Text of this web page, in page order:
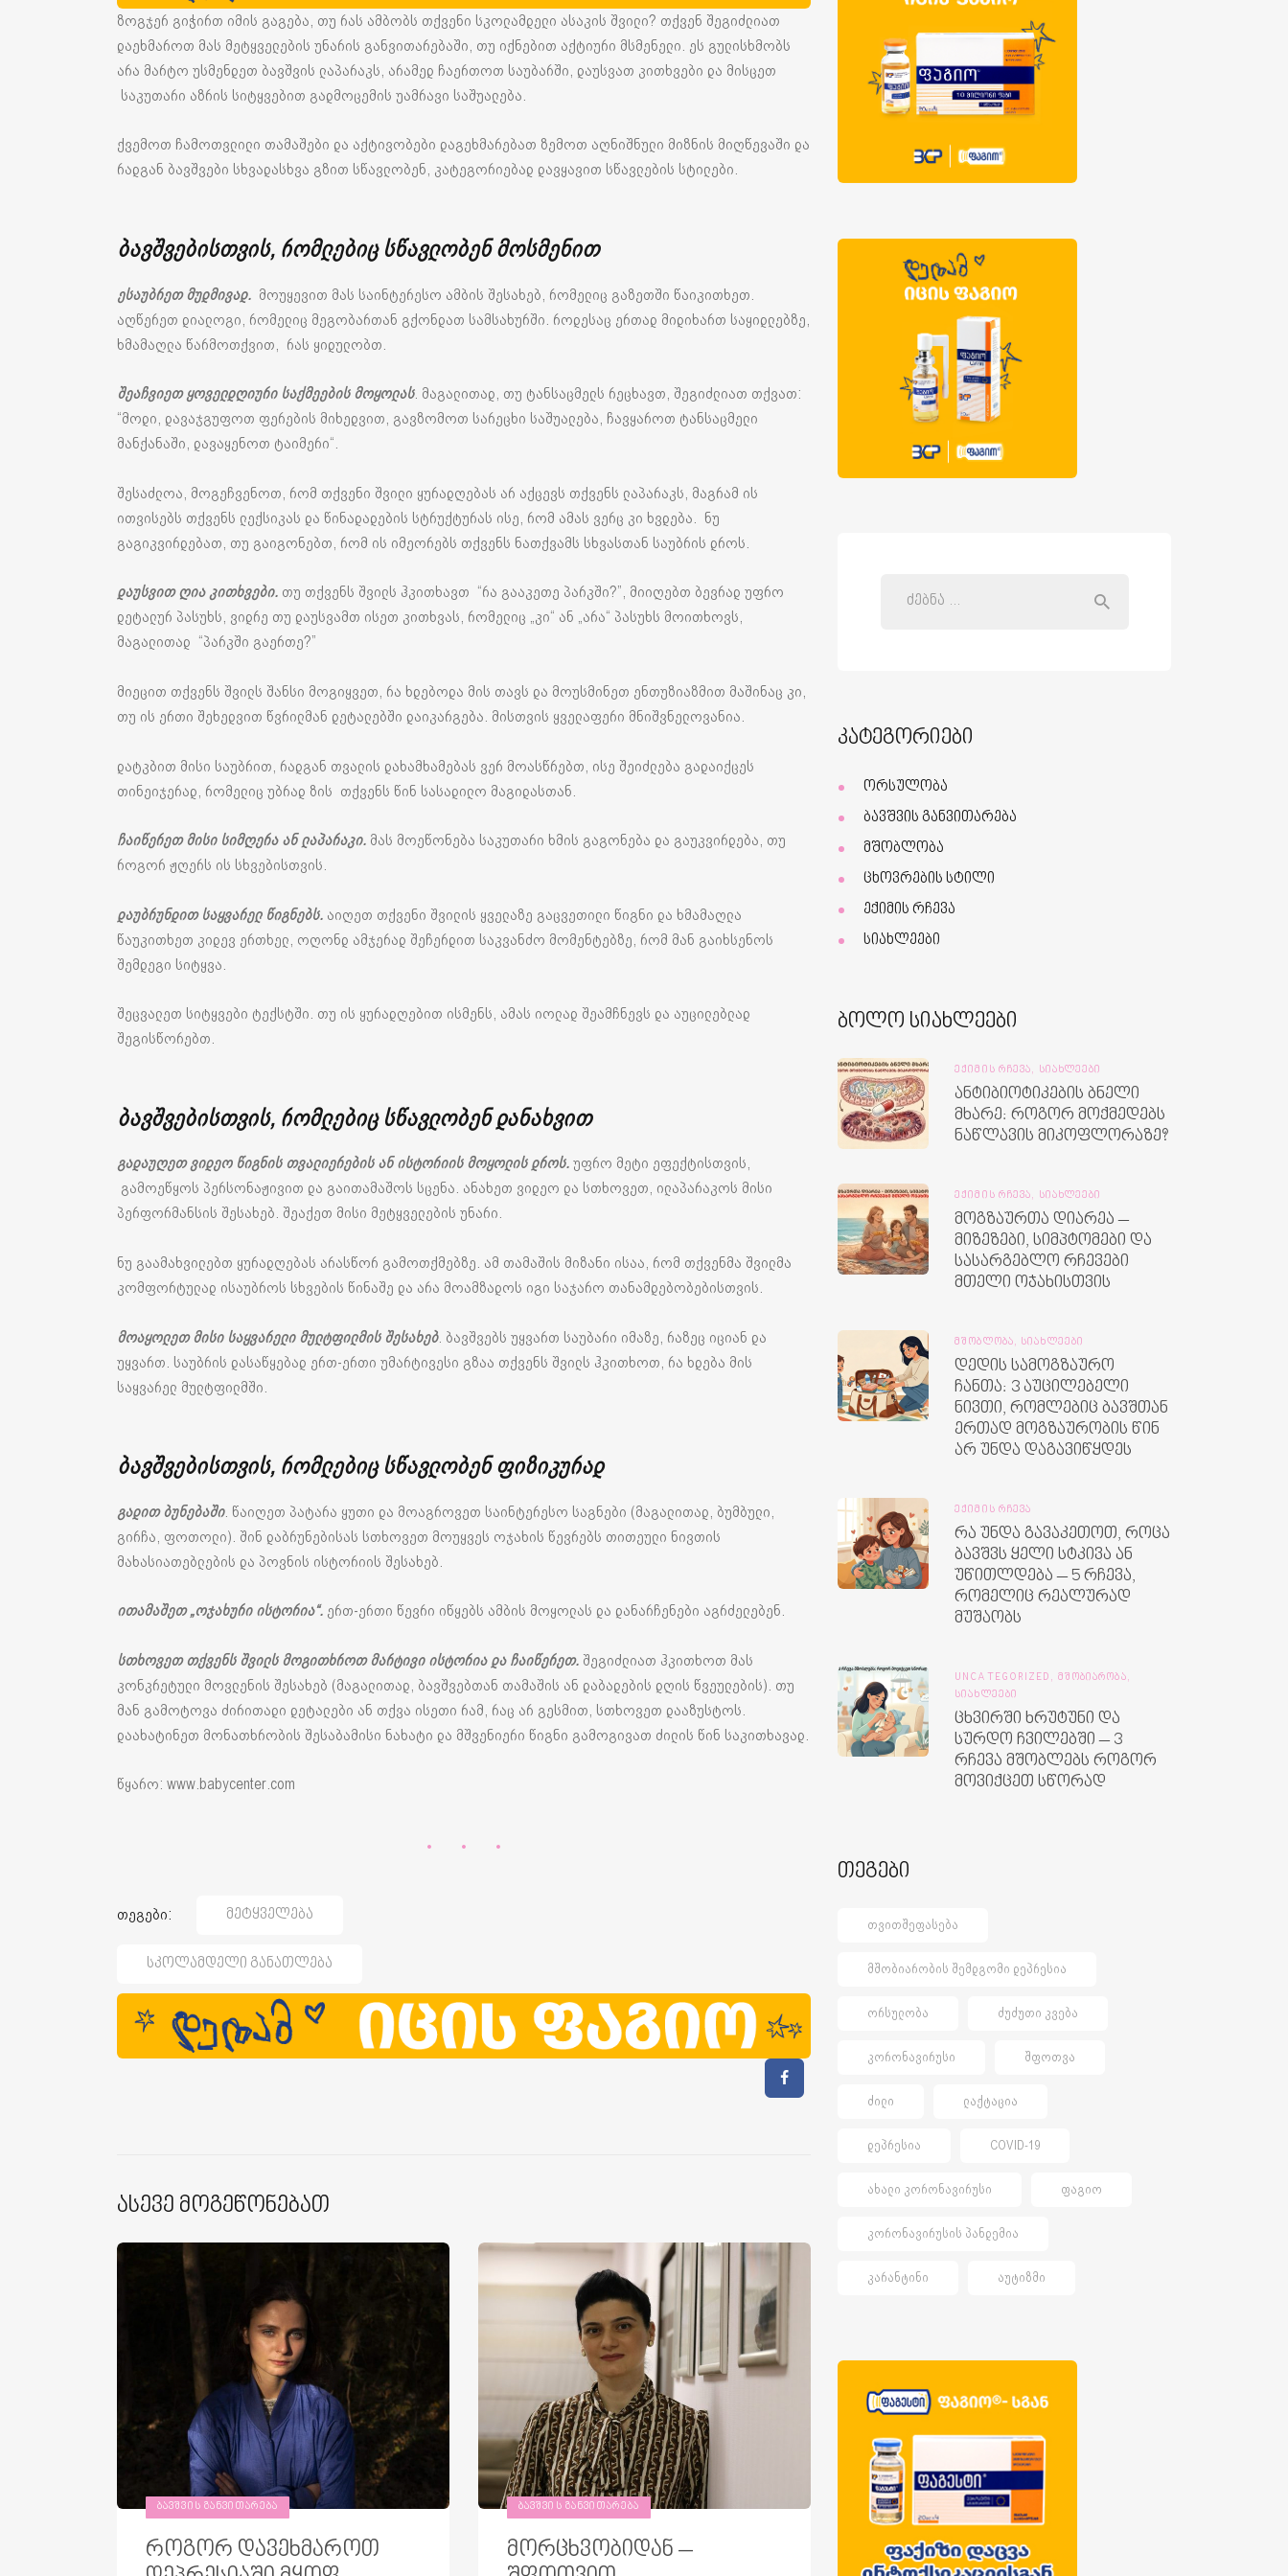
ზოგჯერ გიჭირთ იმის გაგება, თუ რას ამბობს თქვენი სკოლამდელი ასაკის შვილი? თქვენ შეგიძლიათ
დაეხმაროთ მას მეტყველების უნარის განვითარებაში, თუ იქნებით აქტიური მსმენელი. ეს გულისხმობს
არა მარტო უსმენდეთ ბავშვის ლაპარაკს, არამედ ჩაერთოთ საუბარში, დაუსვათ კითხვები და მისცეთ
საკუთარი აზრის სიტყვებით გადმოცემის უამრავი საშუალება.
ქვემოთ ჩამოთვლილი თამაშები და აქტივობები დაგეხმარებათ ზემოთ აღნიშნული მიზნის მიღწევაში და
რადგან ბავშვები სხვადასხვა გზით სწავლობენ, კატეგორიებად დავყავით სწავლების სტილები.
ბავშვებისთვის, რომლებიც სწავლობენ მოსმენით
ესაუბრეთ მუდმივად. მოუყევით მას საინტერესო ამბის შესახებ, რომელიც გაზეთში წაიკითხეთ.
აღწერეთ დიალოგი, რომელიც მეგობართან გქონდათ სამსახურში. როდესაც ერთად მიდიხართ საყიდლებზე,
ხმამაღლა წარმოთქვით, რას ყიდულობთ.
შეაჩვიეთ ყოველდღიური საქმეების მოყოლას. მაგალითად, თუ ტანსაცმელს რეცხავთ, შეგიძლიათ თქვათ:
“მოდი, დავაჯგუფოთ ფერების მიხედვით, გავზომოთ სარეცხი საშუალება, ჩავყაროთ ტანსაცმელი
მანქანაში, დავაყენოთ ტაიმერი“.
შესაძლოა, მოგეჩვენოთ, რომ თქვენი შვილი ყურადღებას არ აქცევს თქვენს ლაპარაკს, მაგრამ ის
ითვისებს თქვენს ლექსიკას და წინადადების სტრუქტურას ისე, რომ ამას ვერც კი ხვდება. ნუ
გაგიკვირდებათ, თუ გაიგონებთ, რომ ის იმეორებს თქვენს ნათქვამს სხვასთან საუბრის დროს.
დაუსვით ღია კითხვები. თუ თქვენს შვილს ჰკითხავთ “რა გააკეთე პარკში?”, მიიღებთ ბევრად უფრო
დეტალურ პასუხს, ვიდრე თუ დაუსვამთ ისეთ კითხვას, რომელიც „კი“ ან „არა“ პასუხს მოითხოვს,
მაგალითად “პარკში გაერთე?”
მიეცით თქვენს შვილს შანსი მოგიყვეთ, რა ხდებოდა მის თავს და მოუსმინეთ ენთუზიაზმით მაშინაც კი,
თუ ის ერთი შეხედვით წვრილმან დეტალებში დაიკარგება. მისთვის ყველაფერი მნიშვნელოვანია.
დატკბით მისი საუბრით, რადგან თვალის დახამხამებას ვერ მოასწრებთ, ისე შეიძლება გადაიქცეს
თინეიჯერად, რომელიც უბრად ზის თქვენს წინ სასადილო მაგიდასთან.
ჩაიწერეთ მისი სიმღერა ან ლაპარაკი. მას მოეწონება საკუთარი ხმის გაგონება და გაუკვირდება, თუ
როგორ ჟღერს ის სხვებისთვის.
დაუბრუნდით საყვარელ წიგნებს. აიღეთ თქვენი შვილის ყველაზე გაცვეთილი წიგნი და ხმამაღლა
წაუკითხეთ კიდევ ერთხელ, ოღონდ ამჯერად შეჩერდით საკვანძო მომენტებზე, რომ მან გაიხსენოს
შემდეგი სიტყვა.
შეცვალეთ სიტყვები ტექსტში. თუ ის ყურადღებით ისმენს, ამას იოლად შეამჩნევს და აუცილებლად
შეგისწორებთ.
ბავშვებისთვის, რომლებიც სწავლობენ დანახვით
გადაუღეთ ვიდეო წიგნის თვალიერების ან ისტორიის მოყოლის დროს. უფრო მეტი ეფექტისთვის,
გამოეწყოს პერსონაჟივით და გაითამაშოს სცენა. ანახეთ ვიდეო და სთხოვეთ, ილაპარაკოს მისი
პერფორმანსის შესახებ. შეაქეთ მისი მეტყველების უნარი.
ნუ გაამახვილებთ ყურადღებას არასწორ გამოთქმებზე. ამ თამაშის მიზანი ისაა, რომ თქვენმა შვილმა
კომფორტულად ისაუბროს სხვების წინაშე და არა მოამზადოს იგი საჯარო თანამდებობებისთვის.
მოაყოლეთ მისი საყვარელი მულტფილმის შესახებ. ბავშვებს უყვართ საუბარი იმაზე, რაზეც იციან და
უყვართ. საუბრის დასაწყებად ერთ-ერთი უმარტივესი გზაა თქვენს შვილს ჰკითხოთ, რა ხდება მის
საყვარელ მულტფილმში.
ბავშვებისთვის, რომლებიც სწავლობენ ფიზიკურად
გადით ბუნებაში. წაიღეთ პატარა ყუთი და მოაგროვეთ საინტერესო საგნები (მაგალითად, ბუმბული,
გირჩა, ფოთოლი). შინ დაბრუნებისას სთხოვეთ მოუყვეს ოჯახის წევრებს თითეული ნივთის
მახასიათებლების და პოვნის ისტორიის შესახებ.
ითამაშეთ „ოჯახური ისტორია“. ერთ-ერთი წევრი იწყებს ამბის მოყოლას და დანარჩენები აგრძელებენ.
სთხოვეთ თქვენს შვილს მოგითხროთ მარტივი ისტორია და ჩაიწერეთ. შეგიძლიათ ჰკითხოთ მას
კონკრეტული მოვლენის შესახებ (მაგალითად, ბავშვებთან თამაშის ან დაბადების დღის წვეულების). თუ
მან გამოტოვა ძირითადი დეტალები ან თქვა ისეთი რამ, რაც არ გესმით, სთხოვეთ დააზუსტოს.
დაახატინეთ მონათხრობის შესაბამისი ნახატი და მშვენიერი წიგნი გამოგივათ ძილის წინ საკითხავად.
წყარო: www.babycenter.com
თეგები: Მეტყველება
Სკოლამდელი Განათლება
Ასევე Მოგეწონებათ
ᲑᲐᲕᲨᲕᲘᲡ ᲒᲐᲜᲕᲘᲗᲐᲠᲔᲑᲐ
როგორ დავეხმაროთ
ᲑᲐᲕᲨᲕᲘᲡ ᲒᲐᲜᲕᲘᲗᲐᲠᲔᲑᲐ
მორცხვობიდან –
კატეგორიები
ორსულობა
ბავშვის განვითარება
მშობლობა
ცხოვრების სტილი
ექიმის რჩევა
სიახლეები
ბოლო სიახლეები
ᲔᲥᲘᲛᲘᲡ ᲠᲩᲔᲕᲐ, ᲡᲘᲐᲮᲚᲔᲔᲑᲘ
ანტიბიოტიკების ბნელი
მხარე: როგორ მოქმედებს
ნაწლავის მიკოფლორაზე?
ᲔᲥᲘᲛᲘᲡ ᲠᲩᲔᲕᲐ, ᲡᲘᲐᲮᲚᲔᲔᲑᲘ
მოგზაურთა დიარეა –
მიზეზები, სიმპტომები და
სასარგებლო რჩევები
მთელი ოჯახისთვის
ᲛᲨᲝᲑᲚᲝᲑᲐ, ᲡᲘᲐᲮᲚᲔᲔᲑᲘ
დედის სამოგზაურო
ჩანთა: 3 აუცილებელი
ნივთი, რომლებიც ბავშთან
ერთად მოგზაურობის წინ
არ უნდა დაგავიწყდეს
ᲔᲥᲘᲛᲘᲡ ᲠᲩᲔᲕᲐ
რა უნდა გავაკეთოთ, როცა
ბავშვს ყელი სტკივა ან
უწითლდება – 5 რჩევა,
რომელიც რეალურად
მუშაობს
UNCATEGORIZED, ᲛᲨᲝᲑᲘᲐᲠᲝᲑᲐ,
ᲡᲘᲐᲮᲚᲔᲔᲑᲘ
ცხვირში ხრუტუნი და
სურდო ჩვილებში – 3
რჩევა მშობლებს როგორ
მოვიქცეთ სწორად
თეგები
ᲗᲕᲘᲗᲨᲔᲤᲐᲡᲔᲑᲐ
ᲛᲨᲝᲑᲘᲐᲠᲝᲑᲘᲡ ᲨᲔᲛᲓᲒᲝᲛᲘ ᲓᲔᲞᲠᲔᲡᲘᲐ
ᲝᲠᲡᲣᲚᲝᲑᲐ ᲫᲣᲫᲣᲗᲘ ᲙᲕᲔᲑᲐ
ᲙᲝᲠᲝᲜᲐᲕᲘᲠᲣᲡᲘ ᲨᲤᲝᲗᲕᲐ
ᲫᲘᲚᲘ ᲚᲐᲥᲢᲐᲪᲘᲐ
ᲓᲔᲞᲠᲔᲡᲘᲐ COVID-19
ᲐᲮᲐᲚᲘ ᲙᲝᲠᲝᲜᲐᲕᲘᲠᲣᲡᲘ ᲤᲐᲒᲘᲝ
ᲙᲝᲠᲝᲜᲐᲕᲘᲠᲣᲡᲘᲡ ᲞᲐᲜᲓᲔᲛᲘᲐ
ᲙᲐᲠᲐᲜᲢᲘᲜᲘ ᲐᲣᲢᲘᲖᲛᲘ